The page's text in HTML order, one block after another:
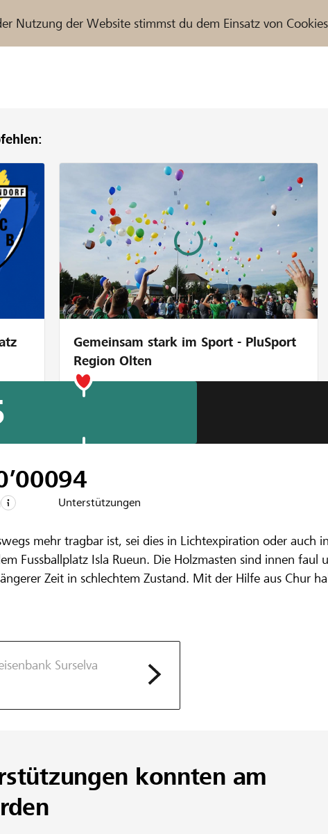
Nutzung der Website stimmst du dem Einsatz von
/ Raiffeisenbank
Gemeinsam stark im Sport - PluSport
Region Olten
Surselva
mehr tragbar ist, sei dies in Lichtexpiration oder auch
Fussballplatz Isla Rueun. Die Holzmasten sind innen
Zeit in schlechtem Zustand. Mit der Hilfe aus Chur
für den Materialeinkauf, die Elektroinstallation,
94
Unterstützungen
Surselva
konnten am